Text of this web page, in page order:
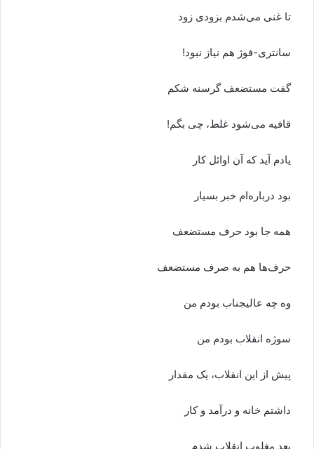
تا غنی می‌شدم بزودی زود
سانتری-فوژ هم نیاز نبود!
گفت مستضعف گرسنه شکم
قافیه می‌شود غلط، چی بگم!
یادم آید که آن اوائل کار
بود درباره‌ام خبر بسیار
همه جا بود حرف مستضعف
حرف‌ها هم به صرف مستضعف
وه چه عالیجناب بودم من
سوژه انقلاب بودم من
پیش از این انقلاب، یک مقدار
داشتم خانه و درآمد و کار
بعد مغلوب انقلاب شدم